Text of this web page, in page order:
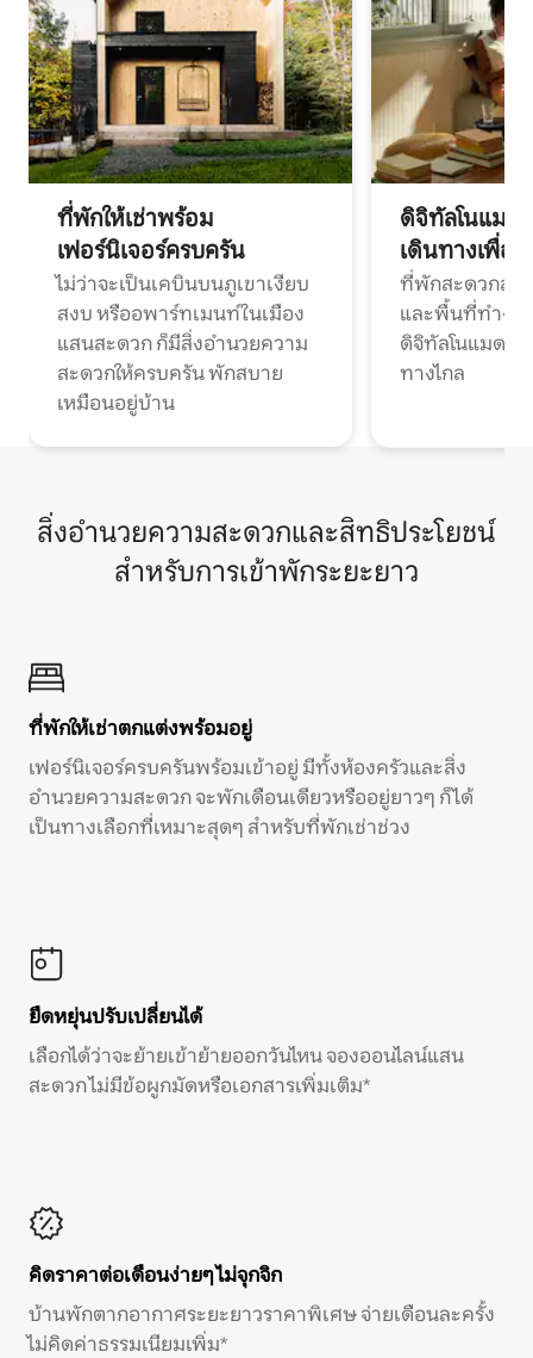
ที่พักให้เช่าพร้อม
เฟอร์นิเจอร์ครบครัน
ไม่ว่าจะเป็นเคบินบนภูเขาเงียบ
สงบ หรืออพาร์ทเมนท์ในเมือง
แสนสะดวก ก็มีสิ่งอำนวยความ
สะดวกให้ครบครัน พักสบาย
เหมือนอยู่บ้าน
ดิจิทัลโนแมด
เดินทางเพื่อ
ที่พักสะดวกสบ
และพื้นที่ทำงา
ดิจิทัลโนแมดแ
ทางไกล
สิ่งอำนวยความสะดวกและสิทธิประโยชน์
สำหรับการเข้าพักระยะยาว
ที่พักให้เช่าตกแต่งพร้อมอยู่
เฟอร์นิเจอร์ครบครันพร้อมเข้าอยู่ มีทั้งห้องครัวและสิ่ง
อำนวยความสะดวก จะพักเดือนเดียวหรืออยู่ยาวๆ ก็ได้
เป็นทางเลือกที่เหมาะสุดๆ สำหรับที่พักเช่าช่วง
ยืดหยุ่นปรับเปลี่ยนได้
เลือกได้ว่าจะย้ายเข้าย้ายออกวันไหน จองออนไลน์แสน
สะดวก ไม่มีข้อผูกมัดหรือเอกสารเพิ่มเติม*
คิดราคาต่อเดือนง่ายๆ ไม่จุกจิก
บ้านพักตากอากาศระยะยาวราคาพิเศษ จ่ายเดือนละครั้ง
ไม่คิดค่าธรรมเนียมเพิ่ม*